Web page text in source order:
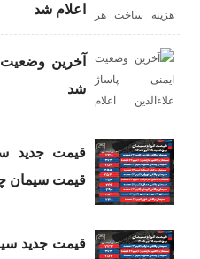
اعلام شد
آخرین وضعیت
شد
قیمت سیمان